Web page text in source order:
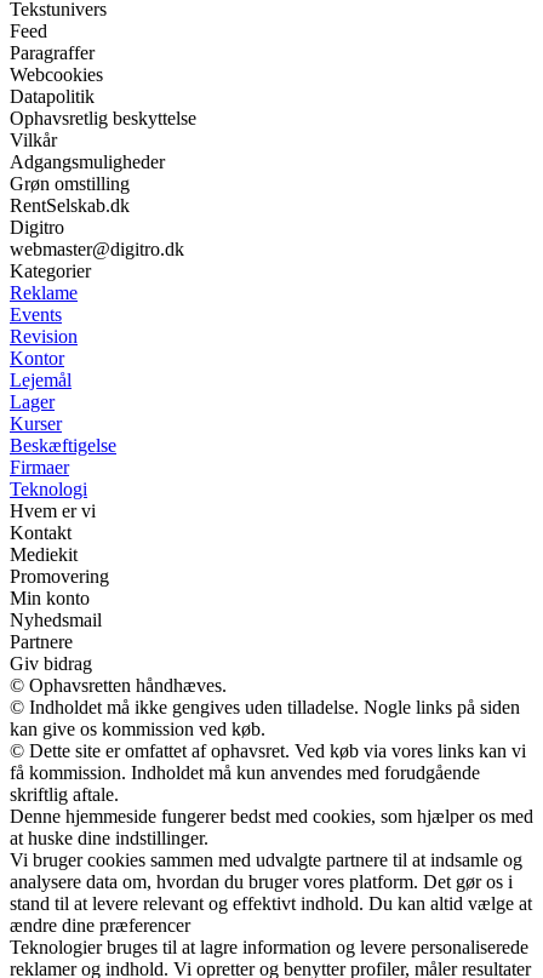
Tekstunivers
Feed
Paragraffer
Webcookies
Datapolitik
Ophavsretlig beskyttelse
Vilkår
Adgangsmuligheder
Grøn omstilling
RentSelskab.dk
Digitro
webmaster@digitro.dk
Kategorier
Reklame
Events
Revision
Kontor
Lejemål
Lager
Kurser
Beskæftigelse
Firmaer
Teknologi
Hvem er vi
Kontakt
Mediekit
Promovering
Min konto
Nyhedsmail
Partnere
Giv bidrag
© Ophavsretten håndhæves.
© Indholdet må ikke gengives uden tilladelse. Nogle links på siden
kan give os kommission ved køb.
© Dette site er omfattet af ophavsret. Ved køb via vores links kan vi
få kommission. Indholdet må kun anvendes med forudgående
skriftlig aftale.
Denne hjemmeside fungerer bedst med cookies, som hjælper os med
at huske dine indstillinger.
Vi bruger cookies sammen med udvalgte partnere til at indsamle og
analysere data om, hvordan du bruger vores platform. Det gør os i
stand til at levere relevant og effektivt indhold. Du kan altid vælge at
ændre dine præferencer
Teknologier bruges til at lagre information og levere personaliserede
reklamer og indhold. Vi opretter og benytter profiler, måler resultater